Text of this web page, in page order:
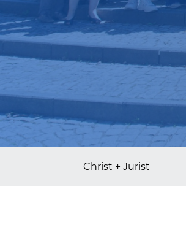
Christ + Jurist